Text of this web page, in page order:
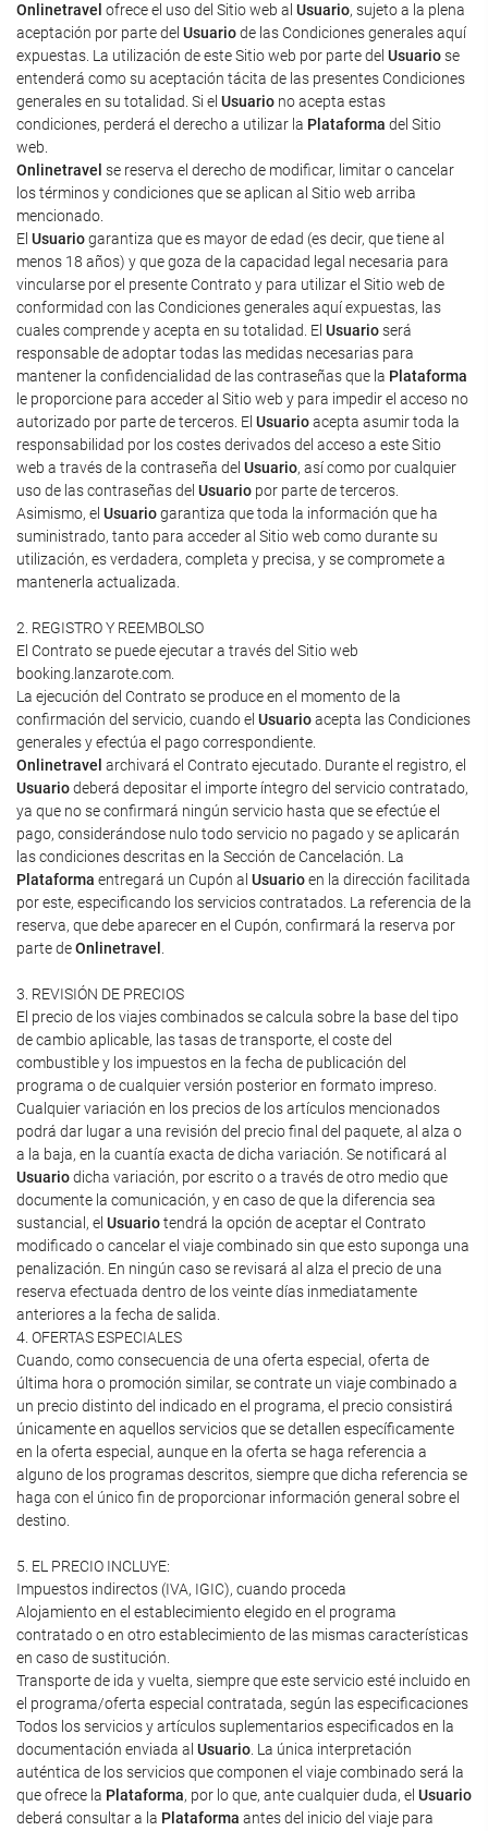
Onlinetravel ofrece el uso del Sitio web al Usuario, sujeto a la plena
aceptación por parte del Usuariode las Condiciones generales aquí
expuestas. La utilización de este Sitio web por parte del Usuariose
entenderá como su aceptación tácita de las presentes Condiciones
generales en su totalidad. Si el Usuario no acepta estas
condiciones, perderá el derecho a utilizar la Plataforma del Sitio
web.
Onlinetravel se reserva el derecho de modificar, limitar o cancelar
los términos y condiciones que se aplican al Sitio web arriba
mencionado.
El Usuariogarantiza que es mayor de edad (es decir, que tiene al
menos 18 años) y que goza de la capacidad legal necesaria para
vincularse por el presente Contrato y para utilizar el Sitio web de
conformidad con las Condiciones generales aquí expuestas, las
cuales comprende y acepta en su totalidad. El Usuarioserá
responsable de adoptar todas las medidas necesarias para
mantener la confidencialidad de las contraseñas que la Plataforma
le proporcione para acceder al Sitio web y para impedir el acceso no
autorizado por parte de terceros. El Usuarioacepta asumir toda la
responsabilidad por los costes derivados del acceso a este Sitio
web a través de la contraseña del Usuario, así como por cualquier
uso de las contraseñas del Usuario por parte de terceros.
Asimismo, el Usuariogarantiza que toda la información que ha
suministrado, tanto para acceder al Sitio web como durante su
utilización, es verdadera, completa y precisa, y se compromete a
mantenerla actualizada.
2. REGISTRO Y REEMBOLSO
El Contrato se puede ejecutar a través del Sitio web
booking.lanzarote.com.
La ejecución del Contrato se produce en el momento de la
confirmación del servicio, cuando el Usuarioacepta las Condiciones
generales y efectúa el pago correspondiente.
Onlinetravel archivará el Contrato ejecutado. Durante el registro, el
Usuariodeberá depositar el importe íntegro del servicio contratado,
ya que no se confirmará ningún servicio hasta que se efectúe el
pago, considerándose nulo todo servicio no pagado y se aplicarán
las condiciones descritas en la Sección de Cancelación. La
Plataforma entregará un Cupón al Usuarioen la dirección facilitada
por este, especificando los servicios contratados. La referencia de la
reserva, que debe aparecer en el Cupón, confirmará la reserva por
parte deOnlinetravel
3. REVISIÓN DE PRECIOS
El precio de los viajes combinados se calcula sobre la base del tipo
de cambio aplicable, las tasas de transporte, el coste del
combustible y los impuestos en la fecha de publicación del
programa o de cualquier versión posterior en formato impreso.
Cualquier variación en los precios de los artículos mencionados
podrá dar lugar a una revisión del precio final del paquete, al alza o
a la baja, en la cuantía exacta de dicha variación. Se notificará al
Usuariodicha variación, por escrito o a través de otro medio que
documente la comunicación, y en caso de que la diferencia sea
sustancial, el Usuariotendrá la opción de aceptar el Contrato
modificado o cancelar el viaje combinado sin que esto suponga una
penalización. En ningún caso se revisará al alza el precio de una
reserva efectuada dentro de los veinte días inmediatamente
anteriores a la fecha de salida.
4. OFERTAS ESPECIALES
Cuando, como consecuencia de una oferta especial, oferta de
última hora o promoción similar, se contrate un viaje combinado a
un precio distinto del indicado en el programa, el precio consistirá
únicamente en aquellos servicios que se detallen específicamente
en la oferta especial, aunque en la oferta se haga referencia a
alguno de los programas descritos, siempre que dicha referencia se
haga con el único fin de proporcionar información general sobre el
destino.
5. EL PRECIO INCLUYE:
Impuestos indirectos (IVA, IGIC), cuando proceda
Alojamiento en el establecimiento elegido en el programa
contratado o en otro establecimiento de las mismas características
en caso de sustitución.
Transporte de ida y vuelta, siempre que este servicio esté incluido en
el programa/oferta especial contratada, según las especificaciones
Todos los servicios y artículos suplementarios especificados en la
documentación enviada al Usuario . La única interpretación
auténtica de los servicios que componen el viaje combinado será la
que ofrece la Plataforma, por lo que, ante cualquier duda, el Usuario
deberá consultar a la Plataforma antes del inicio del viaje para